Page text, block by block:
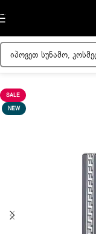
Skip to navigation
მთავარი/მამაკაცის
SALE
NEW